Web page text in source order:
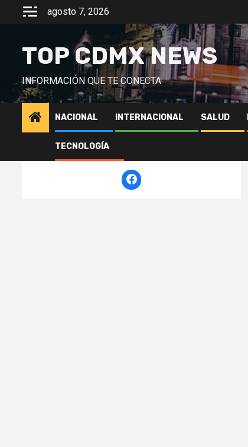
agosto 7, 2026
TOP CDMX NEWS
INFORMACIÓN QUE TE CONECTA
NACIONAL INTERNACIONAL SALUD
TECNOLOGÍA